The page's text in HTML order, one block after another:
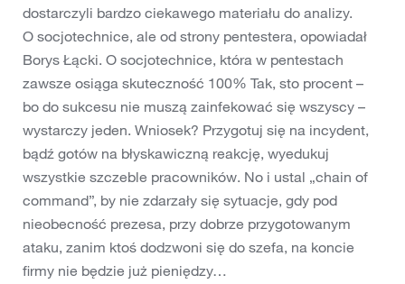
dostarczyli bardzo ciekawego materiału do analizy.
O socjotechnice, ale od strony pentestera, opowiadał
Borys Łącki. O socjotechnice, która w pentestach
zawsze osiąga skuteczność 100% Tak, sto procent –
bo do sukcesu nie muszą zainfekować się wszyscy –
wystarczy jeden. Wniosek? Przygotuj się na incydent,
bądź gotów na błyskawiczną reakcję, wyedukuj
wszystkie szczeble pracowników. No i ustal „chain of
command”, by nie zdarzały się sytuacje, gdy pod
nieobecność prezesa, przy dobrze przygotowanym
ataku, zanim ktoś dodzwoni się do szefa, na koncie
firmy nie będzie już pieniędzy…